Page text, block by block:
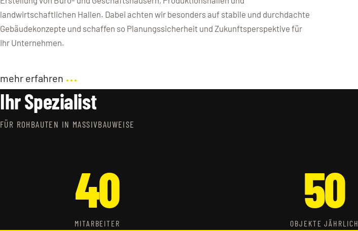
landwirtschaftlichen Hallen. Dabei achten wir besonders auf stabile und durchdachte
Gebäudekonzepte und schaffen so Planungssicherheit und Zukunftsperspektive für
Ihr Unternehmen.
mehr erfahren ...
Ihr Spezialist
FÜR ROHBAUTEN IN MASSIVBAUWEISE
40
MITARBEITER
50
OBJEKTE JÄHRLICH